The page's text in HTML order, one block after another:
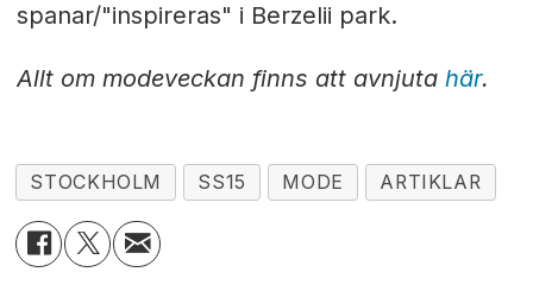
spanar/"inspireras" i Berzelii park.
Allt om modeveckan finns att avnjuta här.
STOCKHOLM SS15 MODE ARTIKLAR